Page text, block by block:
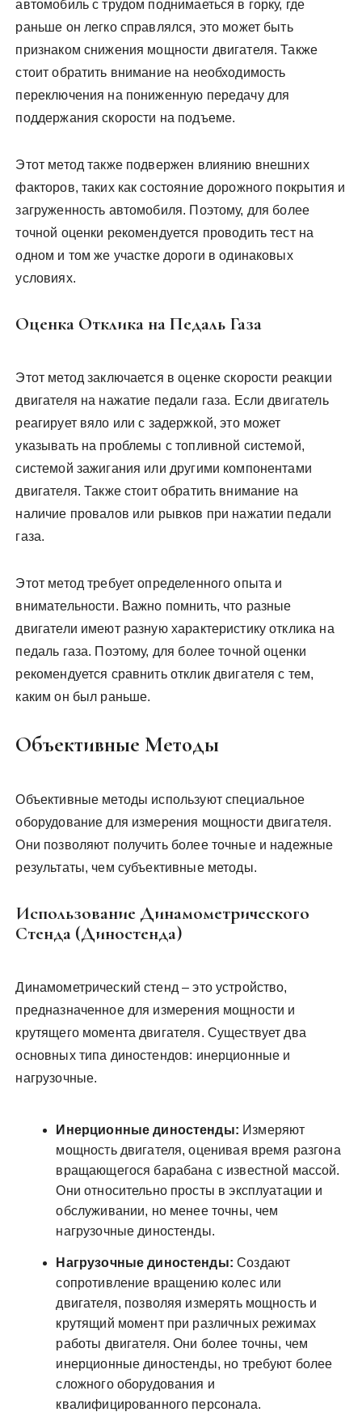
автомобиль с трудом поднимаеться в горку, где
раньше он легко справлялся, это может быть
признаком снижения мощности двигателя. Также
стоит обратить внимание на необходимость
переключения на пониженную передачу для
поддержания скорости на подъеме.
Этот метод также подвержен влиянию внешних
факторов, таких как состояние дорожного покрытия и
загруженность автомобиля. Поэтому, для более
точной оценки рекомендуется проводить тест на
одном и том же участке дороги в одинаковых
условиях.
Оценка Отклика на Педаль Газа
Этот метод заключается в оценке скорости реакции
двигателя на нажатие педали газа. Если двигатель
реагирует вяло или с задержкой, это может
указывать на проблемы с топливной системой,
системой зажигания или другими компонентами
двигателя. Также стоит обратить внимание на
наличие провалов или рывков при нажатии педали
газа.
Этот метод требует определенного опыта и
внимательности. Важно помнить, что разные
двигатели имеют разную характеристику отклика на
педаль газа. Поэтому, для более точной оценки
рекомендуется сравнить отклик двигателя с тем,
каким он был раньше.
Объективные Методы
Объективные методы используют специальное
оборудование для измерения мощности двигателя.
Они позволяют получить более точные и надежные
результаты, чем субъективные методы.
Использование Динамометрического
Стенда (Диностенда)
Динамометрический стенд – это устройство,
предназначенное для измерения мощности и
крутящего момента двигателя. Существует два
основных типа диностендов: инерционные и
нагрузочные.
Инерционные диностенды: Измеряют
мощность двигателя, оценивая время разгона
вращающегося барабана с известной массой.
Они относительно просты в эксплуатации и
обслуживании, но менее точны, чем
нагрузочные диностенды.
Нагрузочные диностенды: Создают
сопротивление вращению колес или
двигателя, позволяя измерять мощность и
крутящий момент при различных режимах
работы двигателя. Они более точны, чем
инерционные диностенды, но требуют более
сложного оборудования и
квалифицированного персонала.